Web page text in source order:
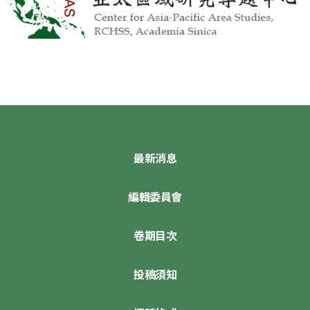
最新消息
編輯委員會
卷期目次
投稿須知